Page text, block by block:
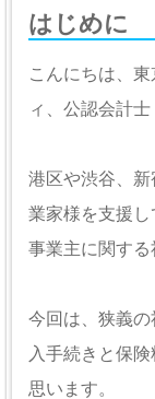
はじめに
こんにちは、東
ィ、公認会計士
港区や渋谷、
業家様を支援し
事業主に関する
今回は、狭義
入手続きと保
思います。